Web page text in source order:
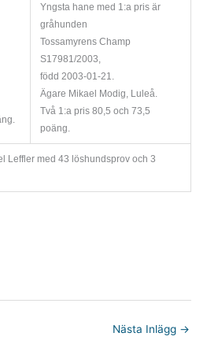
Yngsta hane med 1:a pris är
gråhunden
Tossamyrens Champ
S17981/2003,
född 2003-01-21.
Ägare Mikael Modig, Luleå.
Två 1:a pris 80,5 och 73,5
poäng.
Leffler med 43 löshundsprov och 3
Nästa Inlägg →